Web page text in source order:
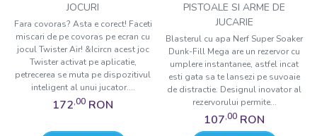
JOCURI
Fara covoras? Asta e corect! Faceti
miscari de pe covoras pe ecran cu
jocul Twister Air! &Icircn acest joc
Twister activat pe aplicatie,
petrecerea se muta pe dispozitivul
inteligent al unui jucator....
172,00 RON
DUNK FILL
PISTOALE SI ARME DE
JUCARIE
Blasterul cu apa Nerf Super Soaker
Dunk-Fill Mega are un rezervor cu
umplere instantanee, astfel incat
esti gata sa te lansezi pe suvoaie
de distractie. Designul inovator al
rezervorului permite...
107,00 RON